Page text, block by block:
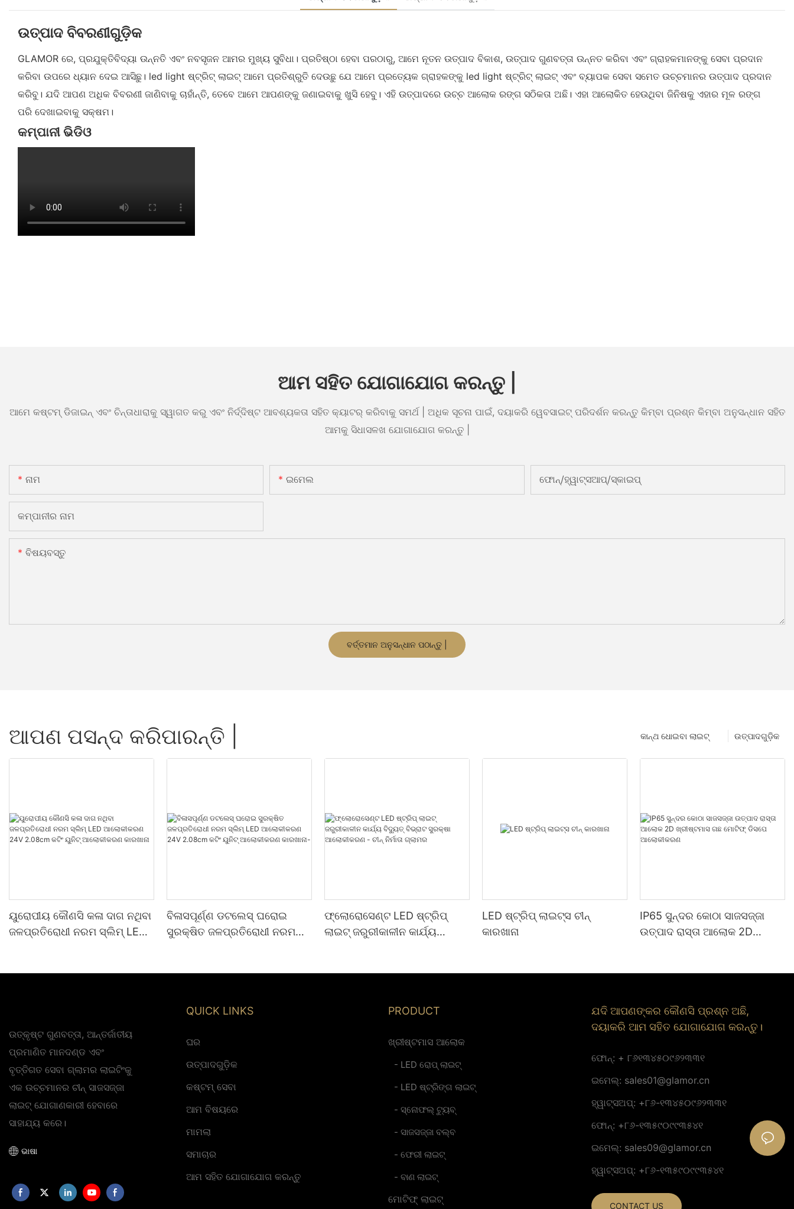
ଉତ୍ପାଦ ବିବରଣୀଗୁଡ଼ିକ
GLAMOR ରେ, ପ୍ରଯୁକ୍ତିବିଦ୍ୟା ଉନ୍ନତି ଏବଂ ନବସୃଜନ ଆମର ମୁଖ୍ୟ ସୁବିଧା। ପ୍ରତିଷ୍ଠା ହେବା ପରଠାରୁ, ଆମେ ନୂତନ ଉତ୍ପାଦ ବିକାଶ, ଉତ୍ପାଦ ଗୁଣବତ୍ତା ଉନ୍ନତ କରିବା ଏବଂ ଗ୍ରାହକମାନଙ୍କୁ ସେବା ପ୍ରଦାନ
କରିବା ଉପରେ ଧ୍ୟାନ ଦେଇ ଆସିଛୁ। led light ଷ୍ଟ୍ରିଟ୍ ଲାଇଟ୍ ଆମେ ପ୍ରତିଶ୍ରୁତି ଦେଉଛୁ ଯେ ଆମେ ପ୍ରତ୍ୟେକ ଗ୍ରାହକଙ୍କୁ led light ଷ୍ଟ୍ରିଟ୍ ଲାଇଟ୍ ଏବଂ ବ୍ୟାପକ ସେବା ସମେତ ଉଚ୍ଚମାନର ଉତ୍ପାଦ ପ୍ରଦାନ
କରିବୁ। ଯଦି ଆପଣ ଅଧିକ ବିବରଣୀ ଜାଣିବାକୁ ଚାହାଁନ୍ତି, ତେବେ ଆମେ ଆପଣଙ୍କୁ ଜଣାଇବାକୁ ଖୁସି ହେବୁ। ଏହି ଉତ୍ପାଦରେ ଉଚ୍ଚ ଆଲୋକ ରଙ୍ଗ ସଠିକତା ଅଛି। ଏହା ଆଲୋକିତ ହେଉଥିବା ଜିନିଷକୁ ଏହାର ମୂଳ ରଙ୍ଗ
ପରି ଦେଖାଇବାକୁ ସକ୍ଷମ।
କମ୍ପାନୀ ଭିଡିଓ
ଆମ ସହିତ ଯୋଗାଯୋଗ କରନ୍ତୁ |
ଆମେ କଷ୍ଟମ୍ ଡିଜାଇନ୍ ଏବଂ ଚିନ୍ତାଧାରାକୁ ସ୍ୱାଗତ କରୁ ଏବଂ ନିର୍ଦ୍ଦିଷ୍ଟ ଆବଶ୍ୟକତା ସହିତ କ୍ୟାଟର୍ କରିବାକୁ ସମର୍ଥ | ଅଧିକ ସୂଚନା ପାଇଁ, ଦୟାକରି ୱେବସାଇଟ୍ ପରିଦର୍ଶନ କରନ୍ତୁ କିମ୍ବା ପ୍ରଶ୍ନ କିମ୍ବା ଅନୁସନ୍ଧାନ ସହିତ
ଆମକୁ ସିଧାସଳଖ ଯୋଗାଯୋଗ କରନ୍ତୁ |
ନାମ ଇମେଲ ଫୋନ୍/ହ୍ୱାଟ୍ସଆପ୍/ସ୍କାଇପ୍
କମ୍ପାନୀର ନାମ
ବିଷୟବସ୍ତୁ
ବର୍ତ୍ତମାନ ଅନୁସନ୍ଧାନ ପଠାନ୍ତୁ |
ଆପଣ ପସନ୍ଦ କରିପାରନ୍ତି | ଉତ୍ପାଦଗୁଡ଼ିକ
କାନ୍ଥ ଧୋଇବା ଲାଇଟ୍
ୟୁରୋପୀୟ କୌଣସି କଳା ଦାଗ ନଥିବା
ଜଳପ୍ରତିରୋଧୀ ନରମ ସ୍ଲିମ୍ LED
ବିଳାସପୂର୍ଣ୍ଣ ଡଟଲେସ୍ ଘରୋଇ
ସୁରକ୍ଷିତ ଜଳପ୍ରତିରୋଧୀ ନରମ
ଫ୍ଲୋରୋସେଣ୍ଟ LED ଷ୍ଟ୍ରିପ୍
ଲାଇଟ୍ ଜରୁରୀକାଳୀନ କାର୍ଯ୍ୟ
LED ଷ୍ଟ୍ରିପ୍ ଲାଇଟ୍ସ ଚୀନ୍
କାରଖାନା
IP65 ସୁନ୍ଦର କୋଠା ସାଜସଜ୍ଜା
ଉତ୍ପାଦ ରାସ୍ତା ଆଲୋକ 2D
ଉତ୍କୃଷ୍ଟ ଗୁଣବତ୍ତା, ଆନ୍ତର୍ଜାତୀୟ
ପ୍ରମାଣିତ ମାନଦଣ୍ଡ ଏବଂ
ବୃତ୍ତିଗତ ସେବା ଗ୍ଲାମର ଲାଇଟିଂକୁ
ଏକ ଉଚ୍ଚମାନର ଚୀନ୍ ସାଜସଜ୍ଜା
ଲାଇଟ୍ ଯୋଗାଣକାରୀ ହେବାରେ
ସାହାଯ୍ୟ କରେ।
ଭାଷା
QUICK LINKS
ଘର
ଉତ୍ପାଦଗୁଡ଼ିକ
କଷ୍ଟମ୍ ସେବା
ଆମ ବିଷୟରେ
ମାମଲା
ସମାଚାର
ଆମ ସହିତ ଯୋଗାଯୋଗ କରନ୍ତୁ
PRODUCT
ଖ୍ରୀଷ୍ଟମାସ ଆଲୋକ
- LED ରୋପ୍ ଲାଇଟ୍
- LED ଷ୍ଟ୍ରିଙ୍ଗ ଲାଇଟ୍
- ସ୍ନୋଫଲ୍ ଟ୍ୟୁବ୍
- ସାଜସଜ୍ଜା ବଲ୍ବ
- ଫେରୀ ଲାଇଟ୍
- ବାଣ ଲାଇଟ୍
ମୋଟିଫ୍ ଲାଇଟ୍
ଯଦି ଆପଣଙ୍କର କୌଣସି ପ୍ରଶ୍ନ ଅଛି,
ଦୟାକରି ଆମ ସହିତ ଯୋଗାଯୋଗ କରନ୍ତୁ।
ଫୋନ୍: + ୮୬୧୩୪୫୦୯୬୨୩୩୧
ଇମେଲ୍: sales01@glamor.cn
ହ୍ୱାଟ୍ସଅପ୍: +୮୬-୧୩୪୫୦୯୬୨୩୩୧
ଫୋନ୍: +୮୬-୧୩୫୯୦୯୯୩୫୪୧
ଇମେଲ୍: sales09@glamor.cn
ହ୍ୱାଟ୍ସଅପ୍: +୮୬-୧୩୫୯୦୯୯୩୫୪୧
CONTACT US